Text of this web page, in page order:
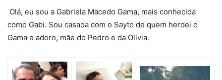
Olá, eu sou a Gabriela Macedo Gama, mais conhecida
como Gabi. Sou casada com o Sayto de quem herdei o
Gama e adoro, mãe do Pedro e da Olivia.